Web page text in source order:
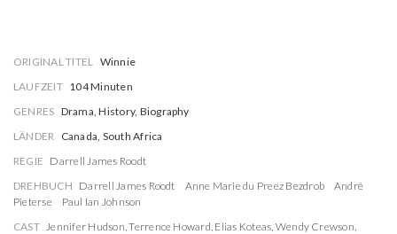
ORIGINAL TITEL Winnie
LAUFZEIT 104 Minuten
GENRES Drama, History, Biography
LÄNDER Canada, South Africa
REGIE Darrell James Roodt
DREHBUCH Darrell James Roodt Anne Marie du Preez Bezdrob
André
Pieterse
Paul Ian Johnson
CAST Jennifer Hudson,Terrence Howard, Elias Koteas, Wendy Crewson,